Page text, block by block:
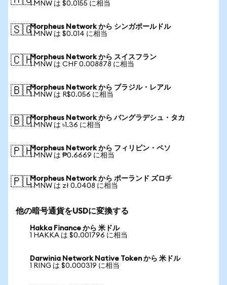
1 MNW は $0.0155 に相当
🇸🇬Morpheus Network から シンガポールドル
1 MNW は $0.014 に相当
🇨🇭Morpheus Network から スイスフラン
1 MNW は CHF 0.008878 に相当
🇧🇷Morpheus Network から ブラジル・レアル
1 MNW は R$0.056 に相当
🇧🇩Morpheus Network から バングラデシュ・タカ
1 MNW は ৳1.36 に相当
🇵🇭Morpheus Network から フィリピン・ペソ
1 MNW は ₱0.6669 に相当
🇵🇱Morpheus Network から ポーランド ズロチ
1 MNW は zł 0.0408 に相当
他の暗号通貨をUSDに変換する
Hakka Finance から 米ドル
1 HAKKA は $0.001796 に相当
Darwinia Network Native Token から 米ドル
1 RING は $0.000319 に相当